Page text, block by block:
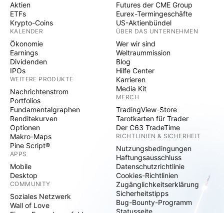
Aktien
ETFs
Krypto-Coins
KALENDER
Ökonomie
Earnings
Dividenden
IPOs
WEITERE PRODUKTE
Nachrichtenstrom
Portfolios
Fundamentalgraphen
Renditekurven
Optionen
Makro-Maps
Pine Script®
APPS
Mobile
Desktop
COMMUNITY
Soziales Netzwerk
Wall of Love
Futures der CME Group
Eurex-Termingeschäfte
US-Aktienbündel
ÜBER DAS UNTERNEHMEN
Wer wir sind
Weltraummission
Blog
Hilfe Center
Karrieren
Media Kit
MERCH
TradingView-Store
Tarotkarten für Trader
Der C63 TradeTime
RICHTLINIEN & SICHERHEIT
Nutzungsbedingungen
Haftungsausschluss
Datenschutzrichtlinie
Cookies-Richtlinien
Zugänglichkeitserklärung
Sicherheitstipps
Bug-Bounty-Programm
Statusseite